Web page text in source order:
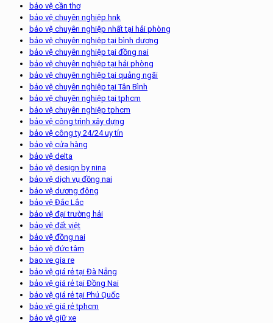
bảo vệ cần thơ
bảo vệ chuyên nghiệp hnk
bảo vệ chuyên nghiệp nhất tại hải phòng
bảo vệ chuyên nghiệp tại bình dương
bảo vệ chuyên nghiệp tại đồng nai
bảo vệ chuyên nghiệp tại hải phòng
bảo vệ chuyên nghiệp tại quảng ngãi
bảo vệ chuyên nghiệp tại Tân Bình
bảo vệ chuyên nghiệp tại tphcm
bảo vệ chuyên nghiệp tphcm
bảo vệ công trình xây dựng
bảo vệ công ty 24/24 uy tín
bảo vệ cửa hàng
bảo vệ delta
bảo vệ design by nina
bảo vệ dịch vụ đồng nai
bảo vệ dương đông
bảo vệ Đắc Lắc
bảo vệ đại trường hải
bảo vệ đất việt
bảo vệ đồng nai
bảo vệ đức tâm
bao ve gia re
bảo vệ giá rẻ tại Đà Nẵng
bảo vệ giá rẻ tại Đồng Nai
bảo vệ giá rẻ tại Phú Quốc
bảo vệ giá rẻ tphcm
bảo vệ giữ xe